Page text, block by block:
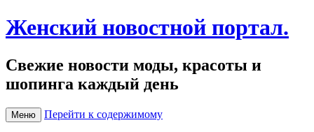
Женский новостной портал.
Свежие новости моды, красоты и
шопинга каждый день
Меню Перейти к содержимому